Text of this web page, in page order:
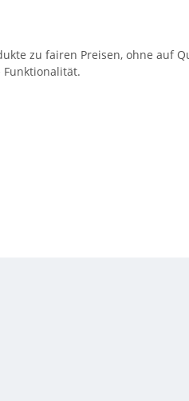
zu fairen Preisen, ohne auf